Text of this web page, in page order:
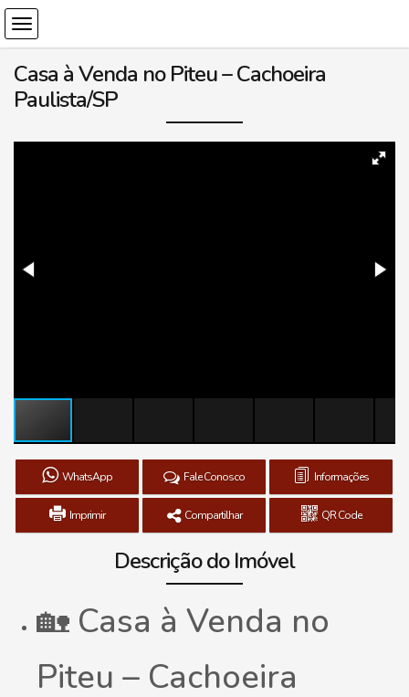
Casa à Venda no Piteu – Cachoeira
Paulista/SP
WhatsApp Fale Conosco Informações
Imprimir Compartilhar QR Code
Descrição do Imóvel
🏡 Casa à Venda no
Piteu – Cachoeira